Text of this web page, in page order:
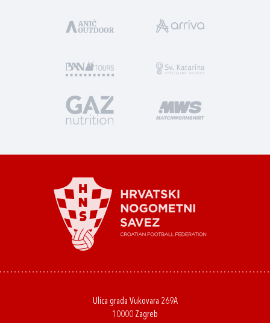
Ulica grada Vukovara 269A
10000 Zagreb